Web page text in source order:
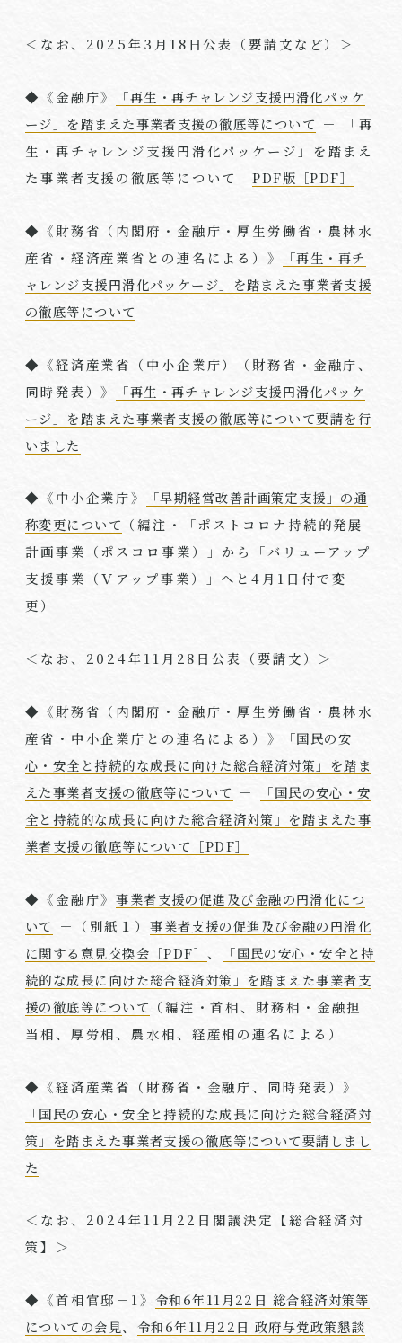
＜なお、 2025年3 月 18 日公表（要請文など）＞
◆《金融庁》
「再生・再チャレンジ支援円滑化パッケ
ージ」を踏まえた事業者支援の徹底等について － 「再
生・再チャレンジ支援円滑化パッケージ」を踏まえ
た事業者支援の徹底等についてPDF版［PDF］
◆《財務省（内閣府・金融庁・厚生労働省・農林水
産省・経済産業省との連名による）》
「再生・再チ
ャレンジ支援円滑化パッケージ」を踏まえた事業者支援
の徹底等について
◆《経済産業省（中小企業庁）（財務省・金融庁、
同時発表）》
「再生・再チャレンジ支援円滑化パッケ
ージ」を踏まえた事業者支援の徹底等について要請を行
いました
◆《中小企業庁》
「早期経営改善計画策定支援」の通
称変更について （編注・「ポストコロナ持続的発展
計画事業（ポスコロ事業）」から「バリューアップ
支援事業（Ｖアップ事業）」へと4 月 1 日付で変
更）
＜なお、 2024年11 月 28 日公表（要請文）＞
◆《財務省（内閣府・金融庁・厚生労働省・農林水
産省・中小企業庁との連名による）》
「国民の安
心・安全と持続的な成長に向けた総合経済対策」を踏ま
えた事業者支援の徹底等について －
「国民の安心・安
全と持続的な成長に向けた総合経済対策」を踏まえた事
業者支援の徹底等について［PDF］
◆《金融庁》事業者支援の促進及び金融の円滑化につ
いて －（別紙１）事業者支援の促進及び金融の円滑化
に関する意見交換会［PDF］、
「国民の安心・安全と持
続的な成長に向けた総合経済対策」を踏まえた事業者支
援の徹底等について （編注・首相、財務相・金融担
当相、厚労相、農水相、経産相の連名による）
◆《経済産業省（財務省・金融庁、同時発表）》
「国民の安心・安全と持続的な成長に向けた総合経済対
策」を踏まえた事業者支援の徹底等について要請しまし
た
＜なお、 2024年11 月 22 日閣議決定【総合経済対
策】＞
◆《首相官邸－ 1》 令和6年11月22日 総合経済対策等
についての会見、 令和6年11月22日 政府与党政策懇談